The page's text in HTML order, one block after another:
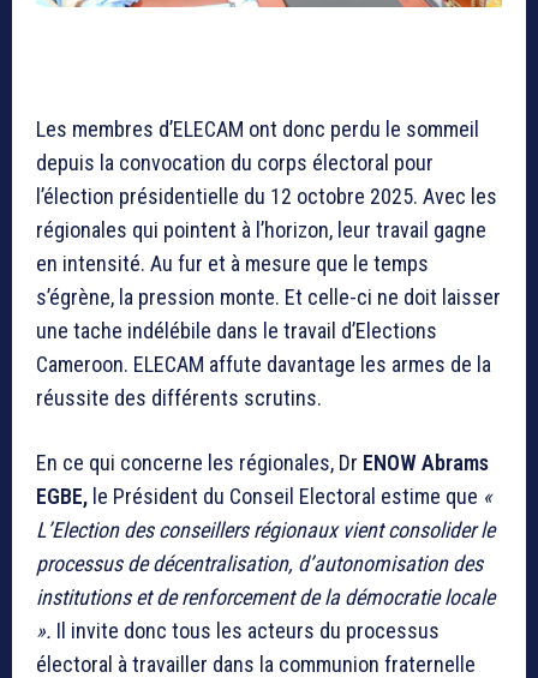
Les membres d’ELECAM ont donc perdu le sommeil
depuis la convocation du corps électoral pour
l’élection présidentielle du 12 octobre 2025. Avec les
régionales qui pointent à l’horizon, leur travail gagne
en intensité. Au fur et à mesure que le temps
s’égrène, la pression monte. Et celle-ci ne doit laisser
une tache indélébile dans le travail d’Elections
Cameroon. ELECAM affute davantage les armes de la
réussite des différents scrutins.
En ce qui concerne les régionales, Dr ENOW Abrams
EGBE, le Président du Conseil Electoral estime que «
L’Election des conseillers régionaux vient consolider le
processus de décentralisation, d’autonomisation des
institutions et de renforcement de la démocratie locale
». Il invite donc tous les acteurs du processus
électoral à travailler dans la communion fraternelle